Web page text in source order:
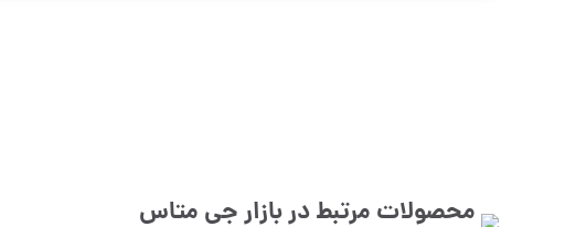
محصولات مرتبط در بازارجی متاس